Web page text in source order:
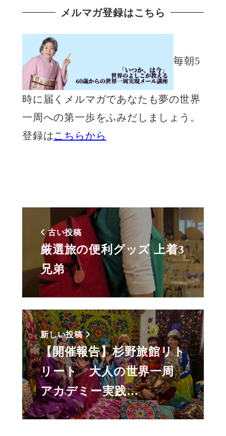
メルマガ登録はこちら
毎朝5
時に届くメルマガであなたも夢の世界
一周への第一歩をふみだしましょう。
登録はこちらから
古い投稿
厳選旅の便利グッズ 上着3
兄弟
新しい投稿
【開催報告】杉野旅館リト
リート 大人の世界一周
アカデミー実践…